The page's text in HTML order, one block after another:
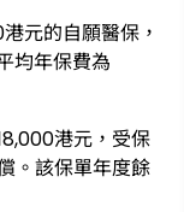
元的自願醫保，
均年保費為
港元，受保
。該保單年度餘